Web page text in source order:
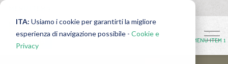
ITA: Usiamo i cookie per garantirti la migliore
esperienza di navigazione possibile - Cookie e
Privacy
MENU ITEM 4
MENU ITEM 1
MENU ITEM 4